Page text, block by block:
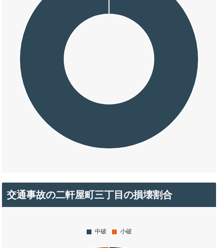
交通事故の二軒屋町三丁目の損壊割合